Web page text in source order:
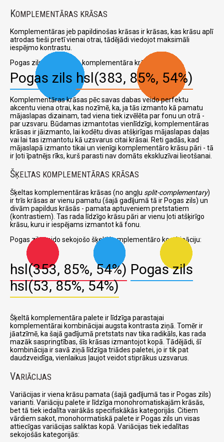
KOMPLEMENTĀRAS KRĀSAS
Komplementāras jeb papildinošas krāsas ir krāsas, kas krāsu aplī
atrodas tieši pretī vienai otrai, tādējādi viedojot maksimāli
iespējmo kontrastu.
Pogas zils un attiecīga komplementāra krāsa:
Pogas zils hsl(383, 85%, 54%)
Komplementāras krāsas pēc savas dabas veido perfektu
akcentu viena otrai, kas nozīmē, ka, ja tās izmanto kā pamatu
mājaslapas dizainam, tad viena tiek izvēlēta par fonu un otrā -
par uzsvaru. Būdamas izmantotas vienlīdzīgi, komplementāras
krāsas ir jāizmanto, lai kodētu divas atšķirīgas mājaslapas daļas
vai lai tas izmantotu kā uzsvarus citai krāsai. Reti gadās, kad
mājaslapā izmanto tikai un vienīgi komplementāro krāsu pāri - tā
ir ļoti īpatnējs rīks, kurš parasti nav domāts ekskluzīvai lieotšanai.
ŠĶELTAS KOMPLEMENTĀRAS KRĀSAS
Šķeltas komplementāras krāsas (no angļu split-complementary)
ir trīs krāsas ar vienu pamatu (šajā gadījumā tā ir Pogas zils) un
divām papildus krāsās - pamata aptuveniem pretstatiem
(kontrastiem). Tas rada līdzīgo krāsu pāri ar vienu ļoti atšķirīgo
krāsu, kuru ir iespējams izmantot kā fonu.
Pogas zils veido sekojošo šķelti komplementāro kombināciju:
hsl(353, 85%, 54%) Pogas zils
hsl(53, 85%, 54%)
Šķeltā komplementāra palete ir līdzīga parastajai
komplementārai kombinācijai augsta kontrasta ziņā. Tomēr ir
jāatzīmē, ka šajā gadījumā pretstats nav tika radikāls, kas rada
mazāk saspringtības, šīs krāsas izmantojot kopā. Tādējādi, šī
kombinācija ir savā ziņā līdzīga triādes paletei, jo ir tik pat
daudzveidīga, vienlaikus ļaujot veidot stiprākus uzsvarus.
VARIĀCIJAS
Variācijas ir viena krāsu pamata (šajā gadījumā tas ir Pogas zils)
varianti. Variāciju palete ir līdzīga monohromatiskajām krāsās,
bet tā tiek iedalīta vairākās specifiskākās kategorijās. Citiem
vārdiem sakot, monohormatiskā palete ir Pogas zils un visas
attiecīgas variācijas saliktas kopā. Variācijas tiek iedalītas
sekojošās kategorijās: